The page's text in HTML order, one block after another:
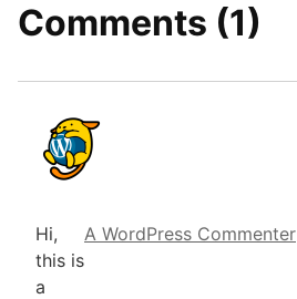
Comments (1)
A WordPress Commenter
Hi,
this is
a